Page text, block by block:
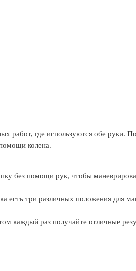
работ, где используются обе руки.
колена.
без помощи рук, чтобы
есть три различных положения для
каждый раз получайте отличные